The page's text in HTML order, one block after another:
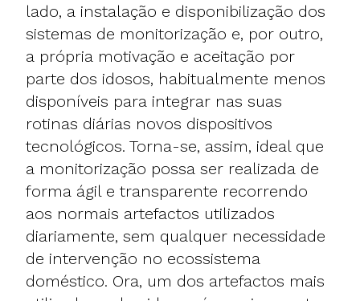
lado, a instalação e disponibilização dos
sistemas de monitorização e, por outro,
a própria motivação e aceitação por
parte dos idosos, habitualmente menos
disponíveis para integrar nas suas
rotinas diárias novos dispositivos
tecnológicos. Torna-se, assim, ideal que
a monitorização possa ser realizada de
forma ágil e transparente recorrendo
aos normais artefactos utilizados
diariamente, sem qualquer necessidade
de intervenção no ecossistema
doméstico. Ora, um dos artefactos mais